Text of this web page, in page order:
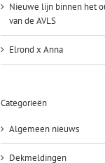
Nieuwe lijn binnen het
van de AVLS
Elrond x Anna
Categorieën
Algemeen nieuws
Dekmeldingen